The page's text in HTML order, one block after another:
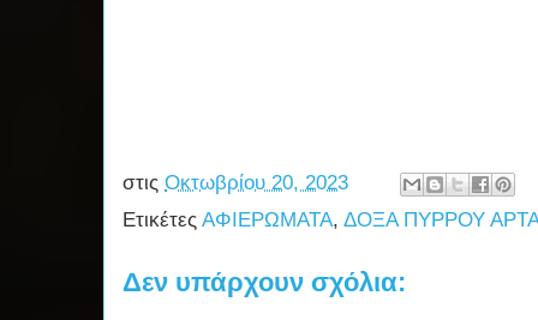
στις Οκτωβρίου 20, 2023
Ετικέτες ΑΦΙΕΡΩΜΑΤΑ, ΔΟΞΑ ΠΥΡΡΟΥ
Δεν υπάρχουν σχόλια: